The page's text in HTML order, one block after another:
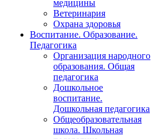
медицины
Ветеринария
Охрана здоровья
Воспитание. Образование.
Педагогика
Организация народного
образования. Общая
педагогика
Дошкольное
воспитание.
Дошкольная педагогика
Общеобразовательная
школа. Школьная